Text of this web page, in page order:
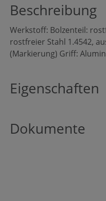
Beschreibung
Werkstoff: Bolzenteil:
rostfreier Stahl 1.4542,
(Markierung) Griff:
Eigenschaften
Dokumente